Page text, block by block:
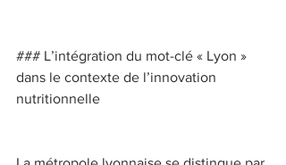
### L’intégration du mot-clé « Lyon »
dans le contexte de l’innovation
nutritionnelle